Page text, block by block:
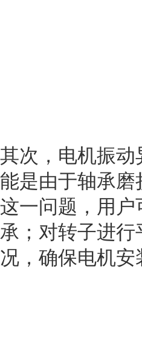
其次，电机振
能是由于轴承
这一问题，用
承；对转子进
况，确保电机安